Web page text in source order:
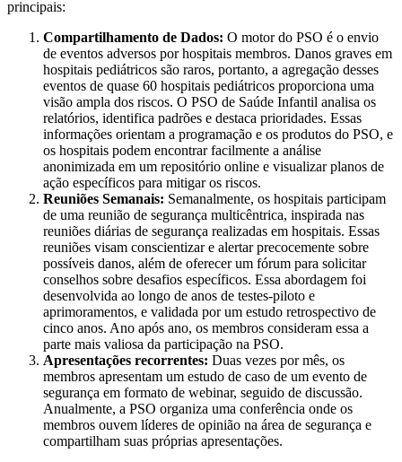
principais:
Compartilhamento de Dados: O motor do PSO é o envio
de eventos adversos por hospitais membros. Danos graves em
hospitais pediátricos são raros, portanto, a agregação desses
eventos de quase 60 hospitais pediátricos proporciona uma
visão ampla dos riscos. O PSO de Saúde Infantil analisa os
relatórios, identifica padrões e destaca prioridades. Essas
informações orientam a programação e os produtos do PSO, e
os hospitais podem encontrar facilmente a análise
anonimizada em um repositório online e visualizar planos de
ação específicos para mitigar os riscos.
Reuniões Semanais: Semanalmente, os hospitais participam
de uma reunião de segurança multicêntrica, inspirada nas
reuniões diárias de segurança realizadas em hospitais. Essas
reuniões visam conscientizar e alertar precocemente sobre
possíveis danos, além de oferecer um fórum para solicitar
conselhos sobre desafios específicos. Essa abordagem foi
desenvolvida ao longo de anos de testes-piloto e
aprimoramentos, e validada por um estudo retrospectivo de
cinco anos. Ano após ano, os membros consideram essa a
parte mais valiosa da participação na PSO.
Apresentações recorrentes: Duas vezes por mês, os
membros apresentam um estudo de caso de um evento de
segurança em formato de webinar, seguido de discussão.
Anualmente, a PSO organiza uma conferência onde os
membros ouvem líderes de opinião na área de segurança e
compartilham suas próprias apresentações.